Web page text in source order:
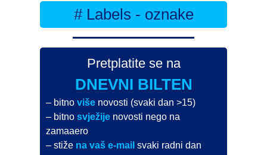
# Labels - oznake
Pretplatite se na
DNEVNI BILTEN
– bitnoviše novosti (svaki dan >15)
– bitnosvježije novosti nego na
zamaaero
– stiže na vaš e-mail svaki radni dan